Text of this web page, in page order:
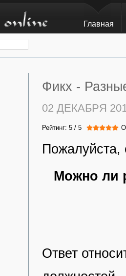
Главная
Фикх -
02 ДЕКАБРЯ
Рейтинг: 5 / 5
Пожалуйста,
Можно ли
Ответ